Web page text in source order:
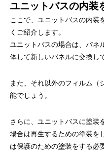
ユニットバスの内装
ここで、ユニットバスの内装
くご紹介します。
ユニットバスの場合は、パネ
体して新しいパネルに交換し
また、それ以外のフィルム（
能でしょう。
さらに、ユニットバスに塗装
場合は再生するための塗装を
は保護のための塗装をする必